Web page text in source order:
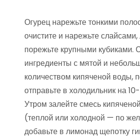
Огурец нарежьте тонкими
очистите и нарежьте
порежьте крупными кубиками.
ингредиенты с мятой и
количеством кипяченой воды,
отправьте в холодильник на
Утром залейте смесь
(теплой или холодной — по
добавьте в лимонад щепотку